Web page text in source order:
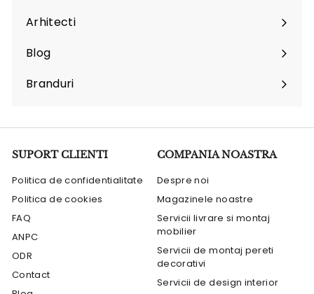
Arhitecti
Expand
submenu
Blog
Branduri
Expand
SUPORT CLIENTI
Politica de confidentialitate
Politica de cookies
FAQ
ANPC
ODR
Contact
COMPANIA NOASTRA
Despre noi
Magazinele noastre
Servicii livrare si montaj
mobilier
Servicii de montaj pereti
decorativi
Servicii de design interior